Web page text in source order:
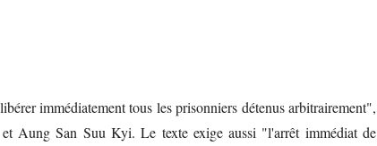
immédiatement tous les prisonniers détenus arbitrairement",
Aung San Suu Kyi. Le texte exige aussi "l'arrêt immédiat de